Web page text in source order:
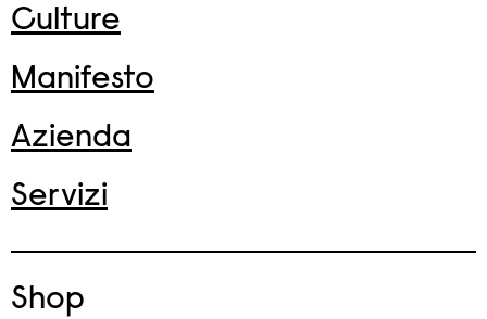
Culture
Manifesto
Azienda
Servizi
Shop